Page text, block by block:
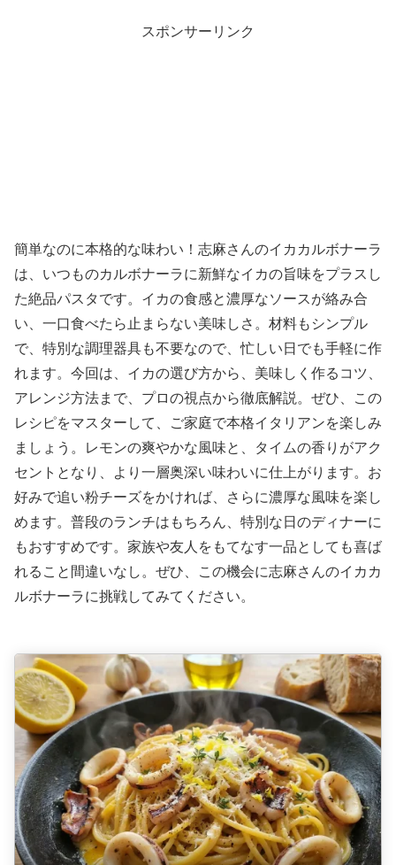
スポンサーリンク
簡単なのに本格的な味わい！志麻さんのイカカルボナーラ
は、いつものカルボナーラに新鮮なイカの旨味をプラスし
た絶品パスタです。イカの食感と濃厚なソースが絡み合
い、一口食べたら止まらない美味しさ。材料もシンプル
で、特別な調理器具も不要なので、忙しい日でも手軽に作
れます。今回は、イカの選び方から、美味しく作るコツ、
アレンジ方法まで、プロの視点から徹底解説。ぜひ、この
レシピをマスターして、ご家庭で本格イタリアンを楽しみ
ましょう。レモンの爽やかな風味と、タイムの香りがアク
セントとなり、より一層奥深い味わいに仕上がります。お
好みで追い粉チーズをかければ、さらに濃厚な風味を楽し
めます。普段のランチはもちろん、特別な日のディナーに
もおすすめです。家族や友人をもてなす一品としても喜ば
れること間違いなし。ぜひ、この機会に志麻さんのイカカ
ルボナーラに挑戦してみてください。